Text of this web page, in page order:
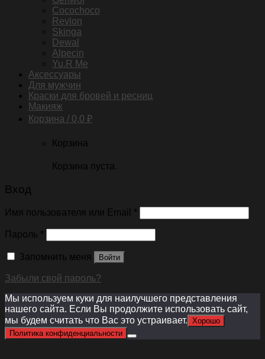
Cocochoco
Revlon
Skinga
Dewal
Alpecin
Yu.R Me
Аксессуары
Для мужчин
Краски для бровей и ресниц
Макияж
Корзина / 0,0 ₽
Корзина
Корзина пуста.
Вход
Имя пользователя или Email *
Пароль *
Запомнить меня Войти
Забыли свой пароль?
Мы используем куки для наилучшего представления
нашего сайта. Если Вы продолжите использовать сайт,
мы будем считать что Вас это устраивает. Хорошо
Политика конфиденциальности